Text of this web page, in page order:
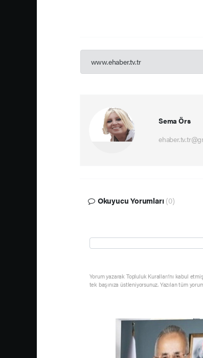
www.ehaber.tv.tr
Sema Örs
Okuyucu Yorumları (0)
Yorum yazarak Topluluk Kuralları’nı kabul
tek başınıza üstleniyorsunuz. Yazılan tüm